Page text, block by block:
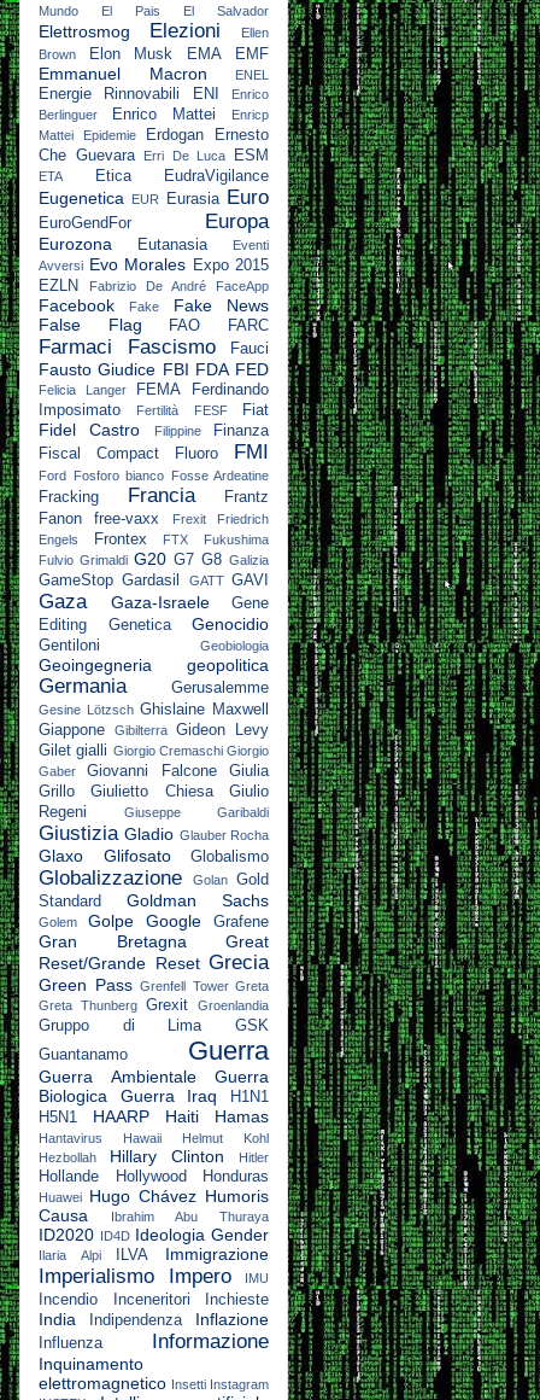
Mundo
El Pais El Salvador
Elettrosmog Elezioni
Ellen
Brown
Elon Musk EMA EMF
Emmanuel Macron ENEL
Energie Rinnovabili ENI
Enrico
Berlinguer
Enrico Mattei
Enricp
Mattei
Epidemie Erdogan
Ernesto
Che Guevara
Erri De Luca ESM
ETA Etica EudraVigilance
Eugenetica EUR Eurasia Euro
EuroGendFor Europa
Eurozona Eutanasia
Eventi
Avversi Evo Morales Expo 2015
EZLN
Fabrizio De André FaceApp
Facebook Fake
Fake News
False Flag
FAO FARC
Farmaci Fascismo Fauci
Fausto Giudice FBI FDA FED
Felicia Langer FEMA
Ferdinando
Imposimato
Fertilità FESF Fiat
Fidel Castro Filippine
Finanza
Fiscal Compact
Fluoro FMI
Ford Fosforo bianco Fosse Ardeatine
Fracking Francia
Frantz
Fanon
free-vaxx Frexit
Friedrich
Engels
Frontex FTX
Fukushima
Fulvio Grimaldi G20 G7 G8 Galizia
GameStop Gardasil GATT GAVI
Gaza Gaza-Israele
Gene
Editing
Genetica Genocidio
Gentiloni Geobiologia
Geoingegneria geopolitica
Germania Gerusalemme
Gesine Lötzsch Ghislaine Maxwell
Giappone
Gibilterra Gideon Levy
Gilet gialli Giorgio Cremaschi Giorgio
Gaber
Giovanni Falcone
Giulia
Grillo
Giulietto Chiesa
Giulio
Regeni
Giuseppe Garibaldi
Giustizia Gladio Glauber Rocha
Glaxo Glifosato Globalismo
Globalizzazione Golan Gold
Standard
Goldman Sachs
Golem Golpe Google Grafene
Gran Bretagna
Great
Reset/Grande Reset Grecia
Green Pass Grenfell Tower Greta
Greta Thunberg Grexit Groenlandia
Gruppo di Lima
GSK
Guantanamo
Guerra
Guerra Ambientale
Guerra
Biologica
Guerra Iraq
H1N1
H5N1
HAARP Haiti Hamas
Hantavirus Hawaii
Helmut Kohl
Hezbollah
Hillary Clinton Hitler
Hollande Hollywood Honduras
Huawei Hugo Chávez Humoris
Causa
Ibrahim Abu Thuraya
ID2020 ID4D Ideologia Gender
Ilaria Alpi ILVA Immigrazione
Imperialismo Impero IMU
Incendio Inceneritori Inchieste
India Indipendenza Inflazione
Influenza Informazione
Inquinamento
elettromagnetico Insetti Instagram